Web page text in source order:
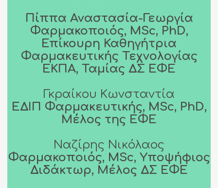
Πίππα Αναστασία-Γεωργία
Φαρμακοποιός, MSc, PhD,
Επίκουρη Καθηγήτρια
Φαρμακευτικής Τεχνολογίας
ΕΚΠΑ, Ταμίας ΔΣ ΕΦΕ
Γκραίκου Κωνσταντία
ΕΔΙΠ Φαρμακευτικής, ΜSc, PhD,
Μέλος της ΕΦΕ
Ναζίρης Νικόλαος
Φαρμακοποιός, MSc, Υποψήφιος
Διδάκτωρ, Μέλος ΔΣ ΕΦΕ